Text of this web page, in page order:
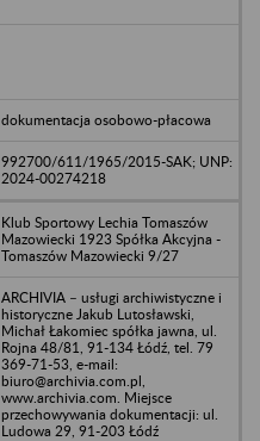
dokumentacja osobowo-płacowa
992700/611/1965/2015-SAK; UNP:
2024-00274218
Klub Sportowy Lechia Tomaszów
Mazowiecki 1923 Spółka Akcyjna -
Tomaszów Mazowiecki 9/27
ARCHIVIA – usługi archiwistyczne i
historyczne Jakub Lutosławski,
Michał Łakomiec spółka jawna, ul.
Rojna 48/81, 91-134 Łódź, tel. 79
369-71-53, e-mail:
biuro@archivia.com.pl,
www.archivia.com. Miejsce
przechowywania dokumentacji: ul.
Ludowa 29, 91-203 Łódź